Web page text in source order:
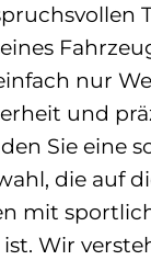
nur
und
Sie eine
die auf
mit
Wir